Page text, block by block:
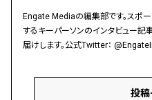
Engate Mediaの編集部です。スポ
するキーパーソンのインタビュー記
届けします。公式Twitter：
投稿